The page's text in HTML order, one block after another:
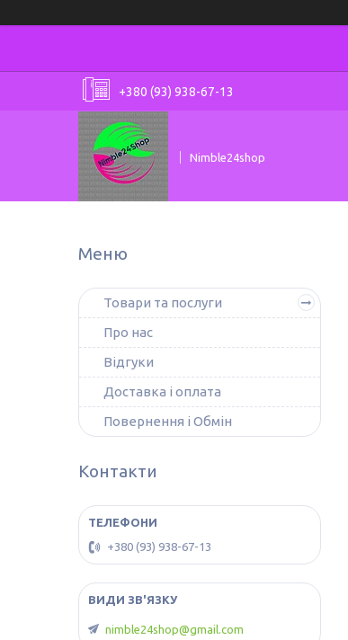
+380 (93) 938-67-13
Nimble24shop
Товари та послуги
Про нас
Відгуки
Доставка і оплата
Повернення і Обмін
Контакти
+380 (93) 938-67-13
nimble24shop@gmail.com